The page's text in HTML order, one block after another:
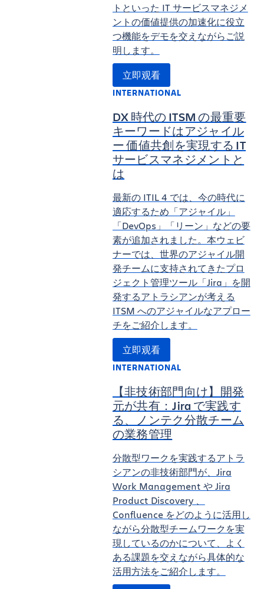
トといった IT サービスマネジメ
ントの価値提供の加速化に役立
つ機能をデモを交えながらご説
明します。
立即观看
INTERNATIONAL
DX 時代の ITSM の最重要
キーワードはアジャイル
ー 価値共創を実現する IT
サービスマネジメントと
は
最新の ITIL 4 では、今の時代に
適応するため「アジャイル」
「DevOps」「リーン」などの要
素が追加されました。本ウェビ
ナーでは、世界のアジャイル開
発チームに支持されてきたプロ
ジェクト管理ツール「Jira」を開
発するアトラシアンが考える
ITSM へのアジャイルなアプロー
チをご紹介します。
立即观看
INTERNATIONAL
【非技術部門向け】開発
元が共有：Jira で実践す
る、ノンテク分散チーム
の業務管理
分散型ワークを実践するアトラ
シアンの非技術部門が、Jira
Work Management や Jira
Product Discovery 、
Confluence をどのように活用し
ながら分散型チームワークを実
現しているのかについて、よく
ある課題を交えながら具体的な
活用方法をご紹介します。